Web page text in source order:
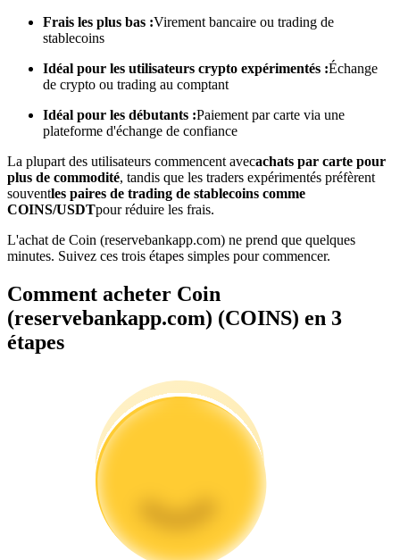
Information
Analyse de mégadonnées, y compris des informations
commerciales, etc.
Guide de démarrage des contrats à terme
Frais les plus bas :Virement bancaire ou trading de
stablecoins
Idéal pour les utilisateurs crypto expérimentés :Échange
de crypto ou trading au comptant
Idéal pour les débutants :Paiement par carte via une
plateforme d'échange de confiance
La plupart des utilisateurs commencent avecachats par carte pour
plus de commodité, tandis que les traders expérimentés préfèrent
souventles paires de trading de stablecoins comme
COINS/USDTpour réduire les frais.
L'achat de Coin (reservebankapp.com) ne prend que quelques
minutes. Suivez ces trois étapes simples pour commencer.
Comment acheter Coin
(reservebankapp.com) (COINS) en 3
étapes